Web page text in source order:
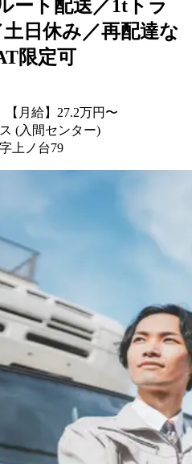
ート配送／1tトラ
日休み／再配達な
限定可
【月給】27.2万円〜
(入間センター)
上ノ台79